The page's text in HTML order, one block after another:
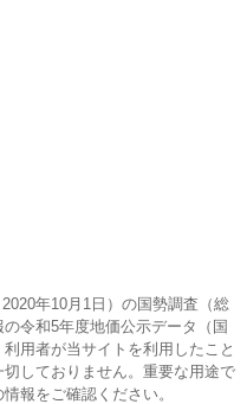
年10月1日）の国勢調査（総
令和5年度地価公示データ（国
用者が当サイトを利用したこと
しておりません。重要な用途で
報をご確認ください。